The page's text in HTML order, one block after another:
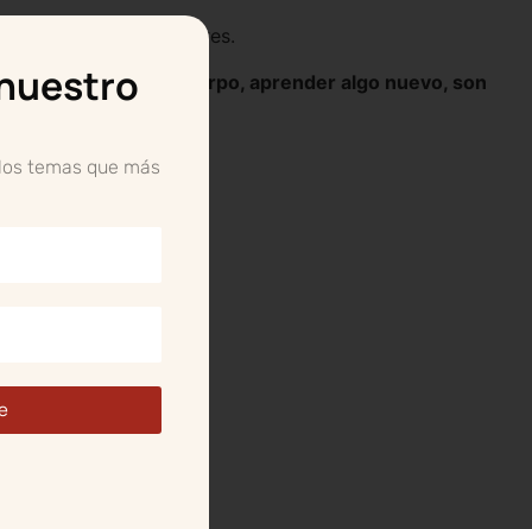
extracurriculares.
jugar, mover el cuerpo, aprender algo nuevo, son
temas que más